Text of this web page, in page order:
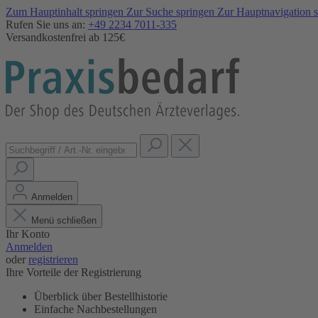
Zum Hauptinhalt springen Zur Suche springen Zur Hauptnavigation
Rufen Sie uns an: +49 2234 7011-335
Versandkostenfrei ab 125€
Anmelden
Menü schließen
Ihr Konto
Anmelden
oder registrieren
Ihre Vorteile der Registrierung
Überblick über Bestellhistorie
Einfache Nachbestellungen